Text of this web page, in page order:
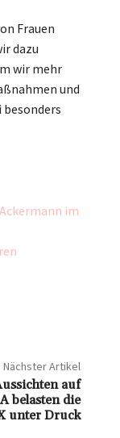
Frauen
dazu
wir mehr
und
besonders
im
Nächster Artikel
auf
belasten die
unter Druck